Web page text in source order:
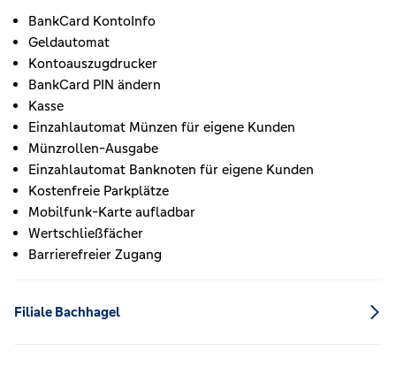
BankCard KontoInfo
Geldautomat
Kontoauszugdrucker
BankCard PIN ändern
Kasse
Einzahlautomat Münzen für eigene Kunden
Münzrollen-Ausgabe
Einzahlautomat Banknoten für eigene Kunden
Kostenfreie Parkplätze
Mobilfunk-Karte aufladbar
Wertschließfächer
Barrierefreier Zugang
Filiale Bachhagel